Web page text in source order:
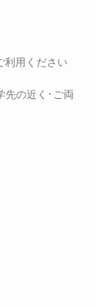
利用ください
先の近く･ご両